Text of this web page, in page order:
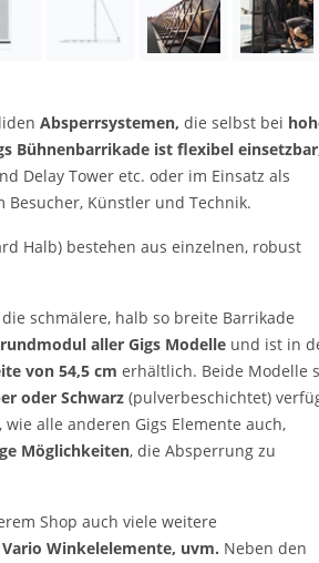
Absperrsystemen, die selbst bei
Bühnenbarrikade ist flexibel
Delay Tower etc. oder im Einsatz als
Besucher, Künstler und Technik.
Halb) bestehen aus einzelnen, robust
die schmälere, halb so breite Barrikade
aller Gigs Modelle und ist in
von 54,5 cm erhältlich. Beide Modelle
oder Schwarz (pulverbeschichtet)
alle anderen Gigs Elemente auch,
Möglichkeiten, die Absperrung zu
Shop auch viele weitere
Vario Winkelelemente, uvm. Neben den